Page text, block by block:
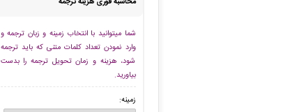
شما میتوانید با انتخاب زمینه و زبان ترجمه و
وارد نمودن تعداد کلمات متنی که باید ترجمه
شود، هزینه و زمان تحویل ترجمه را بدست
بیاورید.
زمینه: